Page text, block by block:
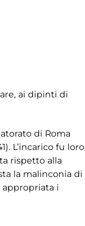
ai dipinti di
di Roma
L’incarico fu loro
rispetto alla
la malinconia di
appropriata i